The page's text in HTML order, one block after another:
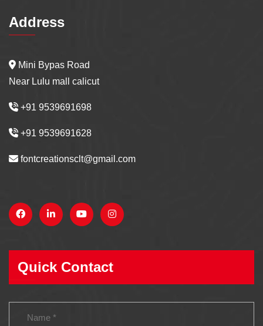
Address
Mini Bypas Road
Near Lulu mall calicut
+91 9539691698
+91 9539691628
fontcreationsclt@gmail.com
Quick Contact